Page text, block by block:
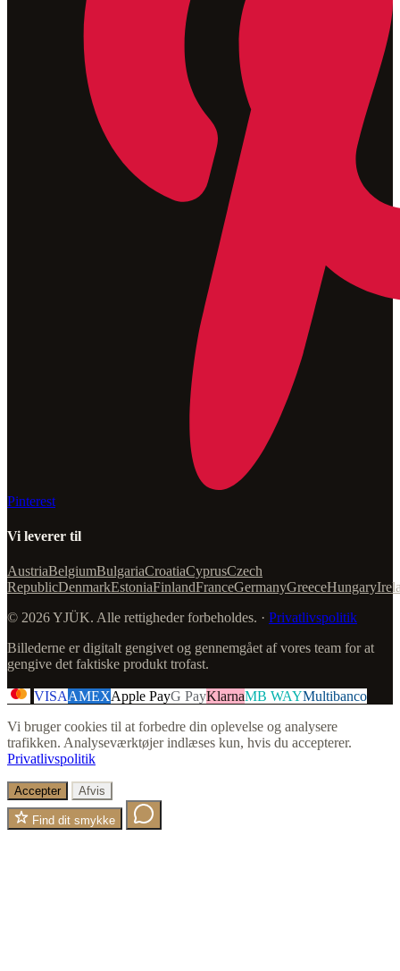
Pinterest
Vi leverer til
AustriaBelgiumBulgariaCroatiaCyprusCzech
RepublicDenmarkEstoniaFinlandFranceGermanyGreeceHungary
© 2026 YJÜK. Alle rettigheder forbeholdes. · Privatlivspolitik
Billederne er digitalt gengivet og gennemgået af vores team for at
gengive det faktiske produkt trofast.
VISAAMEXApple PayG PayKlarnaMB WAYMultibanco
Vi bruger cookies til at forbedre din oplevelse og analysere
trafikken. Analyseværktøjer indlæses kun, hvis du accepterer.
Privatlivspolitik
Accepter Afvis
Find dit smykke